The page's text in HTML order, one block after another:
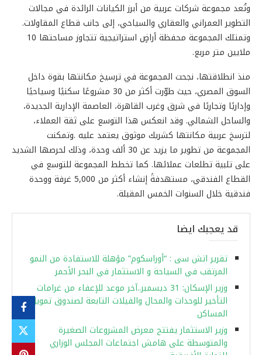
وتُعد مجموعة شركات عربية من أبرز الكيانات الرائدة في مجالات
التطوير العمراني والعقاري والسياحي، إلى جانب قطاع المقاولات.
وتمتلك المجموعة محفظة أراضٍ استراتيجية تتجاوز مساحتها 10
ملايين متر مربع.
منذ انطلاقتها، نجحت المجموعة في ترسيخ مكانتها بقوة داخل
السوق المصري، حيث طوّرت أكثر من 30 مشروعًا سكنيًا وسياحيًا
وإداريًا وتجاريًا في شرق وغرب القاهرة، العاصمة الإدارية الجديدة،
والساحل الشمالي. وقد انعكس هذا التوسع على ثقة العملاء،
لترسخ عربية مكانتها كشريك موثوق يعتمد عليه .وتمكنت
المجموعة من تطوير ما يزيد عن 30 ألف وحدة، وذلك لحرصها الشديد
على تلبية تطلعات عملائها. كما تخطط المجموعة للتوسع في
القطاع الفندقي، مستهدفةً إنشاء أكثر من 5,000 غرفة ووحدة
فندقية خلال السنوات الخمس المقبلة.
قد يعجبك ايضا
تقرير اتش سى : “أوراسكوم” مؤهلة للاستفادة من النمو
المرتقب في السياحة و الاستثمار في البحر الأحمر
وزير الإسكان: 31 ديسمبر..آخر موعد للإعفاء من غرامات
التأخير للوحدات والمحال والفيلات التابعة لصندوق تمويل
المساكن
وزير الاستثمار يفتتح معرض المشروعات الصغيرة
والمتوسطة على هامش اجتماعات المجلس الوزاري